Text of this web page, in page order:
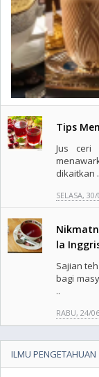
Tips
Jus ceri
dikaitkan
SELASA,
la
Sajian
bagi
..
RABU, 24/
ILMU PENGETAHUAN